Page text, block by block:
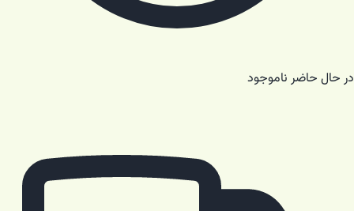
در حال حاضر ناموجود